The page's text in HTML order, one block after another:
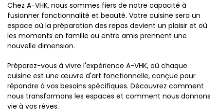
Chez A-VHK, nous sommes fiers de notre capacité à
fusionner fonctionnalité et beauté. Votre cuisine sera un
espace où la préparation des repas devient un plaisir et où
les moments en famille ou entre amis prennent une
nouvelle dimension.
Préparez-vous à vivre l'expérience A-VHK, où chaque
cuisine est une œuvre d'art fonctionnelle, conçue pour
répondre à vos besoins spécifiques. Découvrez comment
nous transformons les espaces et comment nous donnons
vie à vos rêves.